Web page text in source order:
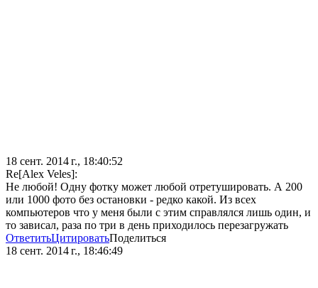
18 сент. 2014 г., 18:40:52
Re[Alex Veles]:
Не любой! Одну фотку может любой отретушировать. А 200
или 1000 фото без остановки - редко какой. Из всех
компьютеров что у меня были с этим справлялся лишь один, и
то зависал, раза по три в день приходилось перезагружать
ОтветитьЦитироватьПоделиться
18 сент. 2014 г., 18:46:49